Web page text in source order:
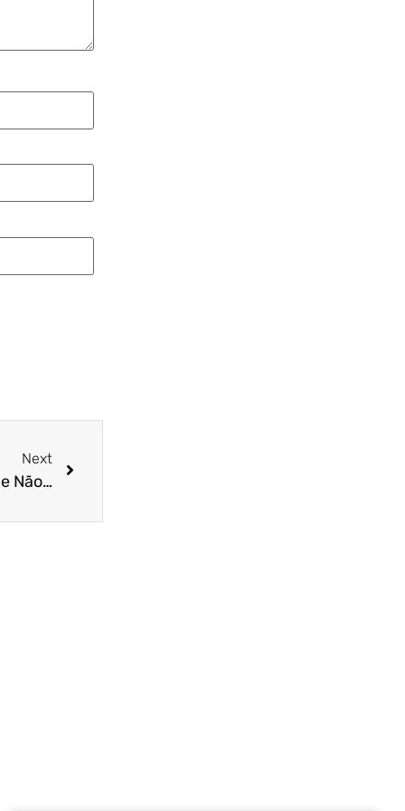
Next
CNH: Desvendando o Mistério da Habilitação que Não Pode Mais Ser Renovada